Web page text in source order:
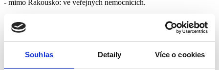
Souhlas Detaily Více o cookies
- mimo Rakousko: ve veřejných nemocnicích.
2.3 Bez omezení částky - náklady na transport zraněné/nemocné
osoby a náklady na přepravu mrtvé osoby v tuzemsku, když jí